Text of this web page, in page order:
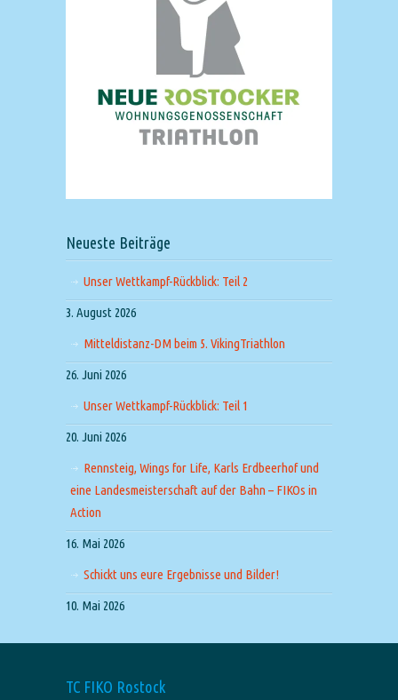
Neueste Beiträge
Unser Wettkampf-Rückblick: Teil 2
3. August 2026
Mitteldistanz-DM beim 5. VikingTriathlon
26. Juni 2026
Unser Wettkampf-Rückblick: Teil 1
20. Juni 2026
Rennsteig, Wings for Life, Karls Erdbeerhof und
eine Landesmeisterschaft auf der Bahn – FIKOs in
Action
16. Mai 2026
Schickt uns eure Ergebnisse und Bilder!
10. Mai 2026
TC FIKO Rostock